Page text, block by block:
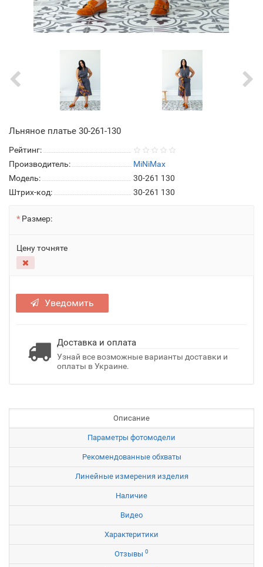
Льняное платье 30-261-130
Рейтинг:
Производитель:
MiNiMax
Модель:
30-261 130
Штрих-код:
30-261 130
Размер:
Цену точняте
Уведомить
Доставка и оплата
Узнай все возможные варианты доставки и
оплаты в Украине.
Описание
Параметры фотомодели
Рекомендованные обхваты
Линейные измерения изделия
Наличие
Видео
Характеритики
Отзывы 0